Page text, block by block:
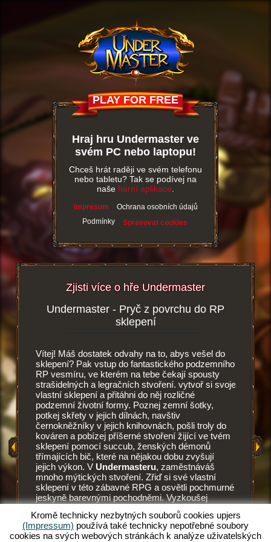
PLAY FOR FREE
Hraj hru Undermaster ve
svém PC nebo laptopu!
Chceš hrát raději ve svém telefonu
nebo tabletu? Tak se podívej na
naše herní aplikace
Impresum
Ochrana osobních údajů
Podmínky
Spravovat cookies
Zjisti více o hře Undermaster
zde
Undermaster - Pryč z povrchu do RP
sklepení
Vítej! Máš dostatek odvahy na to, abys vešel do
sklepení? Pak vstup do fantastického podzemního
RP vesmíru, ve kterém na tebe čekají spousty
strašidelných a legračních stvoření. vytvoř si svoje
vlastní sklepení a přitáhni do něj rozličné
podzemní životní formy. Poznej zemní šotky,
potkej skřety v jejich dílnách, navštiv
černokněžníky v jejich knihovnách, pošli troly do
kováren a pobízej příšerné stvoření žijící ve tvém
sklepení pomocí succub, ženských démonů
třímajících bič, které na nějakou dobu zvyšují
jejich výkon. V Undermasteru, zaměstnáváš
mnoho mýtických stvoření. Zřiď si své vlastní
sklepení v této zábavné RPG a osvětli pochmurné
jeskyně barevnými pochodněmi. Vyzkoušej
Chceš vědět, co tě očekává? Pak čti dál.
Tohle
dlažby,
tak i
umění
při
dřív,
zemní
pohání
správně
Kromě technicky nezbytných souborů cookies upjers
(Impressum) používá také technicky nepotřebné soubory
cookies na svých webových stránkách k analýze uživatelských